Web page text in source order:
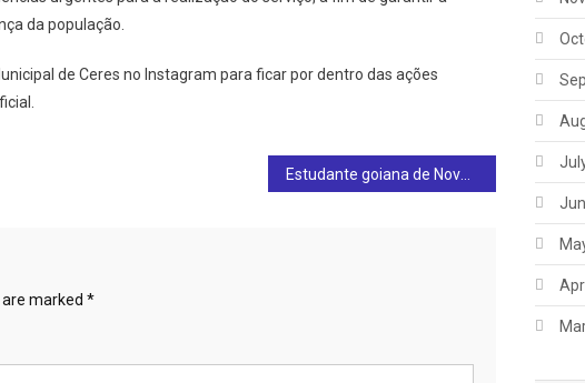
da população.
de Ceres no Instagram para ficar por dentro das ações
marked *